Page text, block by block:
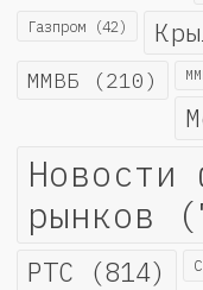
Газпром (42)
ММВБ (210)
Новости
рынков
РТС (814)